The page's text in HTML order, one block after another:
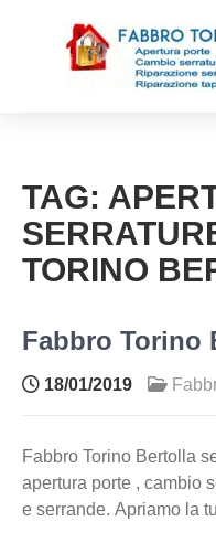
TAG:
TORINO
Fabbro Torino
18/01/2019
Fabbro Torino Bertolla
apertura porte , cambio
e serrande. Apriamo la